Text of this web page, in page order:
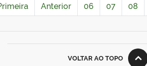
Anterior 06 07 08
VOLTAR AO TOPO